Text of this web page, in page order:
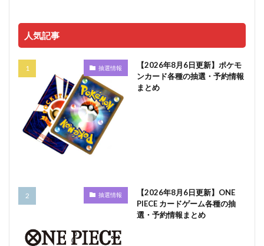
人気記事
抽選情報
【2026年8月6日更新】ポケモ
ンカード各種の抽選・予約情報
まとめ
抽選情報
【2026年8月6日更新】ONE
PIECE カードゲーム各種の抽
選・予約情報まとめ